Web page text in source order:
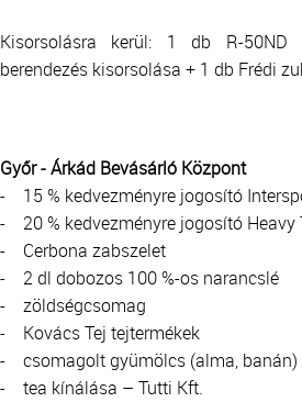
Kisorsolásra kerül: 1 db R-50ND
berendezés kisorsolása + 1 db Frédi
Győr - Árkád Bevásárló Központ
- 15 % kedvezményre jogosító
- 20 % kedvezményre jogosító Heavy
- Cerbona zabszelet
- 2 dl dobozos 100 %-os narancslé
- zöldségcsomag
- Kovács Tej tejtermékek
- csomagolt gyümölcs (alma, banán)
- tea kínálása – Tutti Kft.